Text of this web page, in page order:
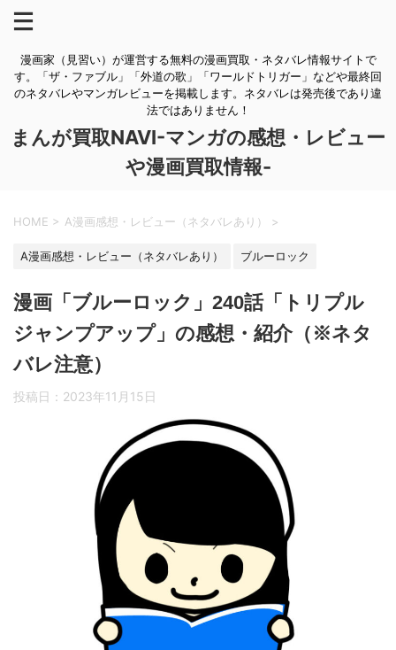
漫画家（見習い）が運営する無料の漫画買取・ネタバレ情報サイトで
す。「ザ・ファブル」「外道の歌」「ワールドトリガー」などや最終回
のネタバレやマンガレビューを掲載します。ネタバレは発売後であり違
法ではありません！
まんが買取NAVI-マンガの感想・レビュー
や漫画買取情報-
HOME > A漫画感想・レビュー（ネタバレあり） >
A漫画感想・レビュー（ネタバレあり） ブルーロック
漫画「ブルーロック」240話「トリプル
ジャンプアップ」の感想・紹介（※ネタ
バレ注意）
投稿日： 2023年11月15日